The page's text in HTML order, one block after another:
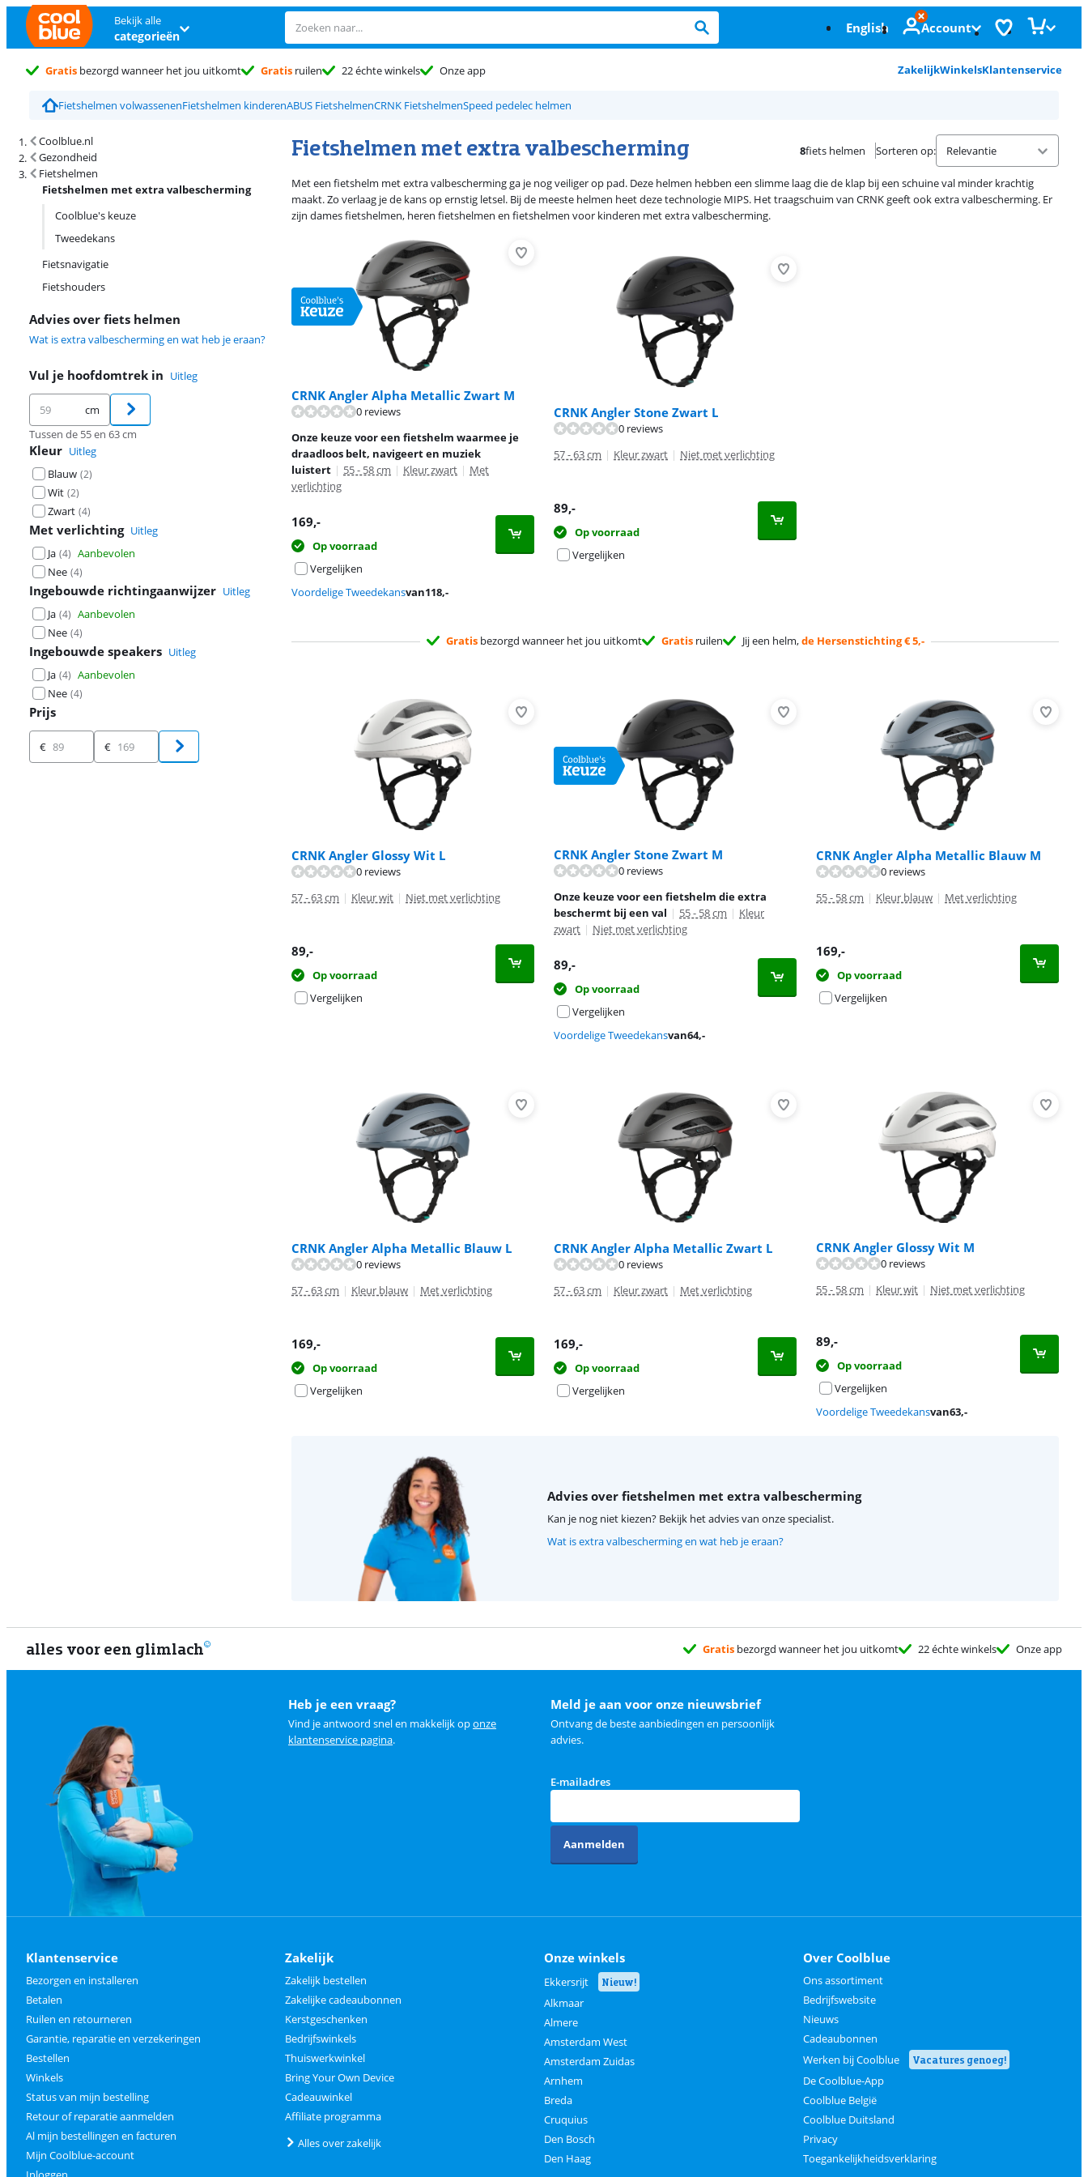
Bekijk alle
categorieën English Account
Gratis bezorgd wanneer het jou uitkomt Gratis ruilen 22 échte winkels Onze app ZakelijkWinkelsKlantenservice
Fietshelmen volwassenenFietshelmen kinderenABUS FietshelmenCRNK FietshelmenSpeed pedelec helmen
Coolblue.nl
Gezondheid
Fietshelmen
Fietshelmen met extra valbescherming
Coolblue's keuze
Tweedekans
Fietsnavigatie
Fietshouders
Advies over fiets helmen
Wat is extra valbescherming en wat heb je eraan?
Vul je hoofdomtrek in Uitleg
cm
Tussen de 55 en 63 cm
Kleur Uitleg
Blauw (2)
Wit (2)
Zwart (4)
Met verlichting Uitleg
Ja (4) Aanbevolen
Nee (4)
Ingebouwde richtingaanwijzer Uitleg
Ja (4) Aanbevolen
Nee (4)
Ingebouwde speakers Uitleg
Ja (4) Aanbevolen
Nee (4)
Prijs
Prijs
€ €
Fietshelmen met extra valbescherming
Zoekresultaten en sortering
8fiets helmen Sorteren op:
Met een fietshelm met extra valbescherming ga je nog veiliger op pad. Deze helmen hebben een slimme laag die de klap bij een schuine val minder krachtig
maakt. Zo verlaag je de kans op ernstig letsel. Bij de meeste helmen heet deze technologie MIPS. Het traagschuim van CRNK geeft ook extra valbescherming. Er
zijn dames fietshelmen, heren fietshelmen en fietshelmen voor kinderen met extra valbescherming.
CRNK Angler Alpha Metallic Zwart M
0 reviews
Onze keuze voor een fietshelm waarmee je
draadloos belt, navigeert en muziek
luistert | 55 - 58 cm | Kleur zwart | Met
verlichting
169,-
Op voorraad
Vergelijken
Voordelige Tweedekansvan118,-
CRNK Angler Stone Zwart L
0 reviews
57 - 63 cm | Kleur zwart | Niet met verlichting
89,-
Op voorraad
Vergelijken
Gratisbezorgd wanneer het jou uitkomt Gratisruilen Jij een helm,de Hersenstichting € 5,-
CRNK Angler Glossy Wit L
0 reviews
57 - 63 cm | Kleur wit | Niet met verlichting
89,-
Op voorraad
Vergelijken
CRNK Angler Stone Zwart M
0 reviews
Onze keuze voor een fietshelm die extra
beschermt bij een val | 55 - 58 cm | Kleur
zwart | Niet met verlichting
89,-
Op voorraad
Vergelijken
Voordelige Tweedekansvan64,-
CRNK Angler Alpha Metallic Blauw M
0 reviews
55 - 58 cm | Kleur blauw | Met verlichting
169,-
Op voorraad
Vergelijken
CRNK Angler Alpha Metallic Blauw L
0 reviews
57 - 63 cm | Kleur blauw | Met verlichting
169,-
Op voorraad
Vergelijken
CRNK Angler Alpha Metallic Zwart L
0 reviews
57 - 63 cm | Kleur zwart | Met verlichting
169,-
Op voorraad
Vergelijken
CRNK Angler Glossy Wit M
0 reviews
55 - 58 cm | Kleur wit | Niet met verlichting
89,-
Op voorraad
Vergelijken
Voordelige Tweedekansvan63,-
Advies over fietshelmen met extra valbescherming
Kan je nog niet kiezen? Bekijk het advies van onze specialist.
Wat is extra valbescherming en wat heb je eraan?
alles voor een glimlach Gratis bezorgd wanneer het jou uitkomt 22 échte winkels Onze app
Heb je een vraag?
Vind je antwoord snel en makkelijk oponze
klantenservice pagina.
Meld je aan voor onze nieuwsbrief
Ontvang de beste aanbiedingen en persoonlijk
advies.
E-mailadres
Aanmelden
Klantenservice
Bezorgen en installeren
Betalen
Ruilen en retourneren
Garantie, reparatie en verzekeringen
Bestellen
Winkels
Status van mijn bestelling
Retour of reparatie aanmelden
Al mijn bestellingen en facturen
Mijn Coolblue-account
Zakelijk
Zakelijk bestellen
Zakelijke cadeaubonnen
Kerstgeschenken
Bedrijfswinkels
Thuiswerkwinkel
Bring Your Own Device
Cadeauwinkel
Affiliate programma
Alles over zakelijk
Onze winkels
Ekkersrijt Nieuw!
Alkmaar
Almere
Amsterdam West
Amsterdam Zuidas
Arnhem
Breda
Cruquius
Den Bosch
Den Haag
Over Coolblue
Ons assortiment
Bedrijfswebsite
Nieuws
Cadeaubonnen
Werken bij Coolblue
Vacatures genoeg!
De Coolblue-App
Coolblue België
Coolblue Duitsland
Privacy
Toegankelijkheidsverklaring